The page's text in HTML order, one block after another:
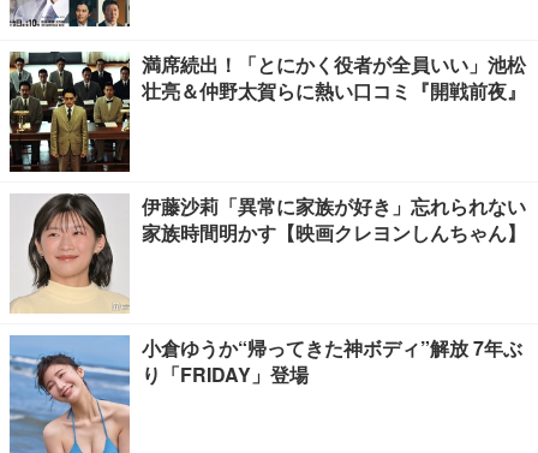
満席続出！「とにかく役者が全員いい」池松
壮亮＆仲野太賀らに熱い口コミ『開戦前夜』
伊藤沙莉「異常に家族が好き」忘れられない
家族時間明かす【映画クレヨンしんちゃん】
小倉ゆうか“帰ってきた神ボディ”解放 7年ぶ
り「FRIDAY」登場